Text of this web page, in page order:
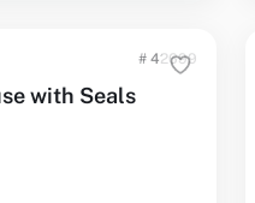
# 42699
with Seals